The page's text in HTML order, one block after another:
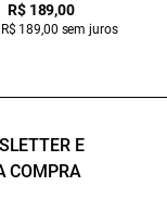
R$ 189,00
189,00 sem juros
E
COMPRA